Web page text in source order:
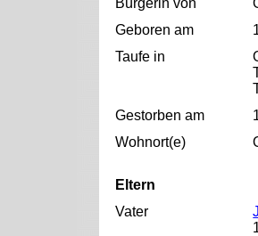
Bürgerin von
Geboren am
Taufe in
Gestorben am
Wohnort(e)
Eltern
Vater